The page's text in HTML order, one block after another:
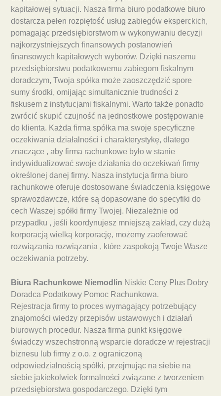
kapitałowej sytuacji. Nasza firma biuro podatkowe biuro
dostarcza pełen rozpiętość usług zabiegów eksperckich,
pomagając przedsiębiorstwom w wykonywaniu decyzji
najkorzystniejszych finansowych postanowień
finansowych kapitałowych wyborów. Dzięki naszemu
przedsiębiorstwu podatkowemu zabiegom fiskalnym
doradczym, Twoja spółka może zaoszczędzić spore
sumy środki, omijając simultanicznie trudności z
fiskusem z instytucjami fiskalnymi. Warto także ponadto
zwrócić skupić czujność na jednostkowe postępowanie
do klienta. Każda firma spółka ma swoje specyficzne
oczekiwania działalności i charakterystykę, dlatego
znaczące , aby firma rachunkowe było w stanie
indywidualizować swoje działania do oczekiwań firmy
określonej danej firmy. Nasza instytucja firma biuro
rachunkowe oferuje dostosowane świadczenia księgowe
sprawozdawcze, które są dopasowane do specyfiki do
cech Waszej spółki firmy Twojej. Niezależnie od
przypadku , jeśli koordynujesz mniejszą zakład, czy dużą
korporacją wielką korporację, możemy zaoferować
rozwiązania rozwiązania , które zaspokoją Twoje Wasze
oczekiwania potrzeby.
Biura Rachunkowe Niemodlin Niskie Ceny Plus Dobry
Doradca Podatkowy Pomoc Rachunkowa.
Rejestracja firmy to proces wymagający potrzebujący
znajomości wiedzy przepisów ustawowych i działań
biurowych procedur. Nasza firma punkt księgowe
świadczy wszechstronną wsparcie doradcze w rejestracji
biznesu lub firmy z o.o. z ograniczoną
odpowiedzialnością spółki, przejmując na siebie na
siebie jakiekolwiek formalności związane z tworzeniem
przedsiębiorstwa gospodarczego. Dzięki tym